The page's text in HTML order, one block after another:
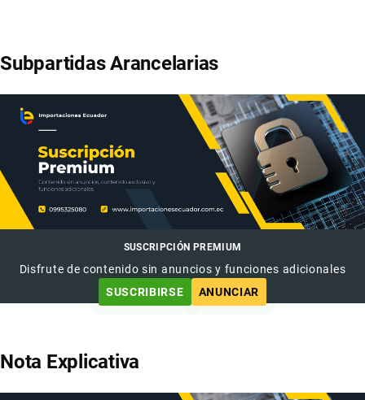
Subpartidas Arancelarias
SUSCRIPCIÓN PREMIUM
Disfrute de contenido sin anuncios y funciones adicionales
SUSCRIBIRSE
ANUNCIAR
Nota Explicativa